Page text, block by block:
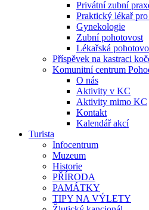
Privátní zubní
Praktický lékař
Gynekologie
Zubní pohotovost
Lékařská
Příspěvek na kastraci
Komunitní centrum
O nás
Aktivity v KC
Aktivity mimo KC
Kontakt
Kalendář akcí
Turista
Infocentrum
Muzeum
Historie
PŘÍRODA
PAMÁTKY
TIPY NA VÝLETY